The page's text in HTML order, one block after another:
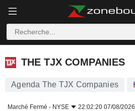
THE TJX COMPANIES
THE TJX COMPANIES
Agenda The TJX Companies
Marché Fermé - NYSE 22:02:20 07/08/2026